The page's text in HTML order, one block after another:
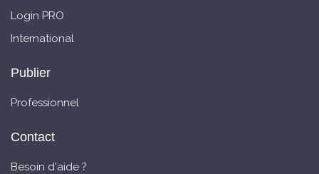
Login PRO
International
Publier
Professionnel
Contact
Besoin d'aide ?